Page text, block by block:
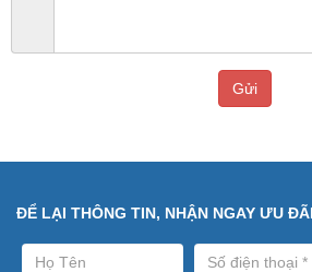
ĐỂ LẠI THÔNG TIN, NHẬN NGAY ƯU